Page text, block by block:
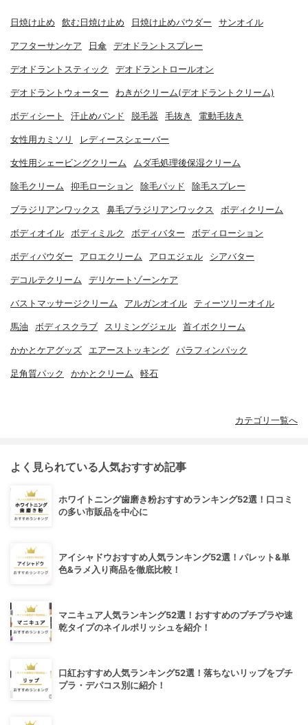
日焼け止め 飲む日焼け止め 日焼け止めパウダー サンオイル
アフターサンケア 日傘 デオドラントスプレー
デオドラントスティック デオドラントロールオン
デオドラントウォーター わきがクリーム(デオドラントクリーム)
ボディシート 汗止めバンド 脱毛器 毛抜き 電動毛抜き
女性用カミソリ レディースシェーバー
女性用シェービングクリーム ムダ毛処理後保湿クリーム
除毛クリーム 抑毛ローション 除毛パッド 除毛スプレー
ブラジリアンワックス 鼻毛ブラジリアンワックス ボディクリーム
ボディオイル ボディミルク ボディバター ボディローション
ボディパウダー アロエクリーム アロエジェル シアバター
デコルテクリーム デリケートゾーンケア
バストマッサージクリーム アルガンオイル ティーツリーオイル
馬油 ボディスクラブ スリミングジェル 首イボクリーム
かかとケアグッズ エアーストッキング パラフィンパック
足角質パック かかとクリーム 軽石
カテゴリ一覧へ
よく見られている人気おすすめ記事
ホワイトニング歯磨き粉おすすめランキング52選！口コミ
の多い市販品を中心に
アイシャドウおすすめ人気ランキング52選！パレット&単
色&ラメ入り商品を徹底比較！
マニキュア人気ランキング52選！おすすめのプチプラや速
乾タイプのネイルポリッシュを紹介！
口紅おすすめ人気ランキング52選！落ちないリップをプチ
プラ・デパコス別に紹介！